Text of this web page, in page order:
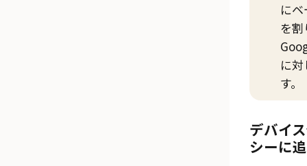
に
を
に
す。
デバイ
シーに